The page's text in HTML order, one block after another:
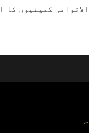
کمپنیوں کا